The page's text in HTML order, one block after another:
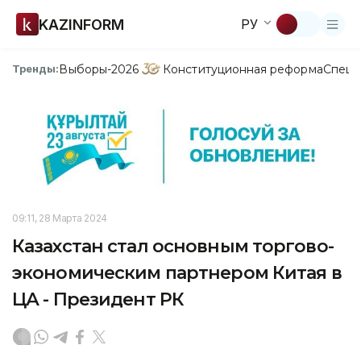
KAZINFORM РУ
Тренды:Выборы-2026 Конституционная реформа
09:11, 28 Марта 2024
Казахстан стал основным торгово-
экономическим партнером Китая в
ЦА - Президент РК